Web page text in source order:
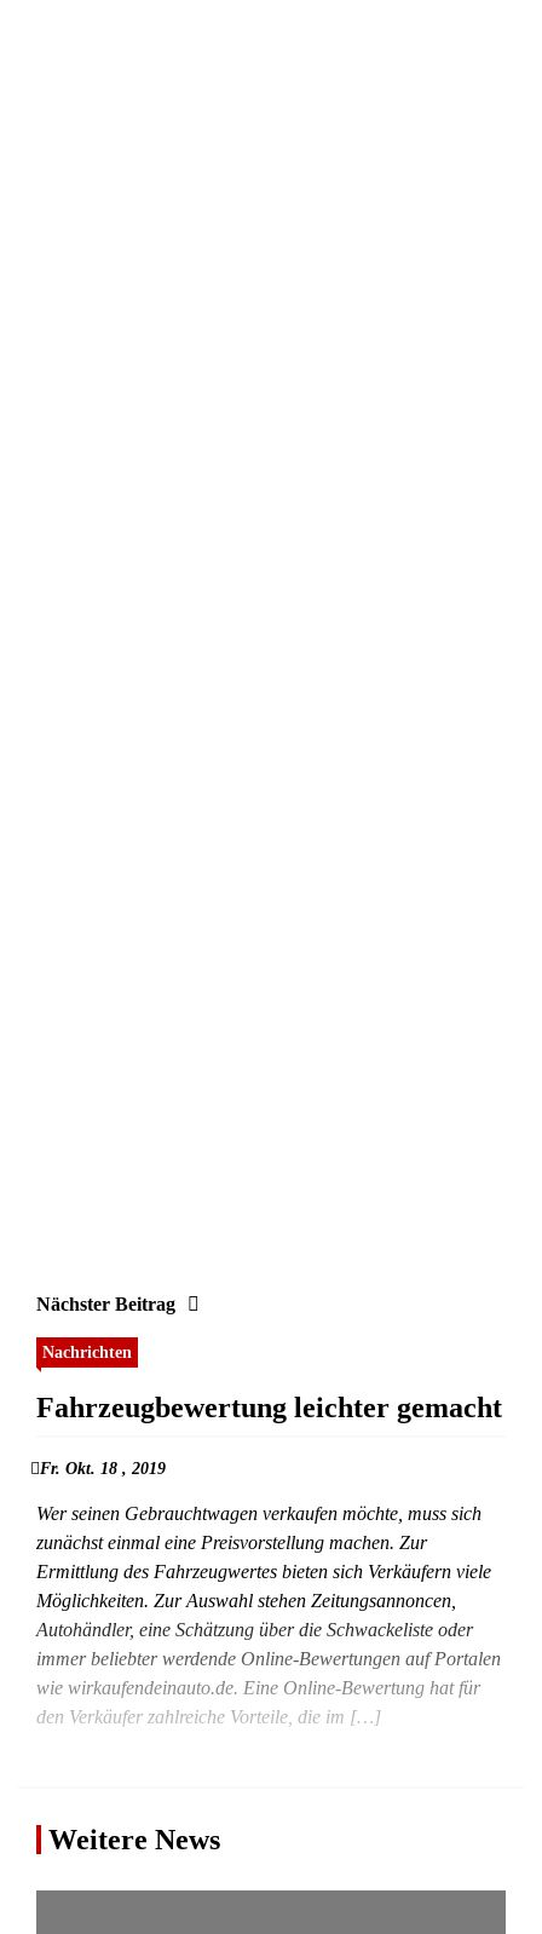
Nächster Beitrag
Nachrichten
Fahrzeugbewertung leichter gemacht
Fr. Okt. 18 , 2019
Wer seinen Gebrauchtwagen verkaufen möchte, muss sich
zunächst einmal eine Preisvorstellung machen. Zur
Ermittlung des Fahrzeugwertes bieten sich Verkäufern viele
Möglichkeiten. Zur Auswahl stehen Zeitungsannoncen,
Autohändler, eine Schätzung über die Schwackeliste oder
immer beliebter werdende Online-Bewertungen auf Portalen
wie wirkaufendeinauto.de. Eine Online-Bewertung hat für
den Verkäufer zahlreiche Vorteile, die im […]
Weitere News